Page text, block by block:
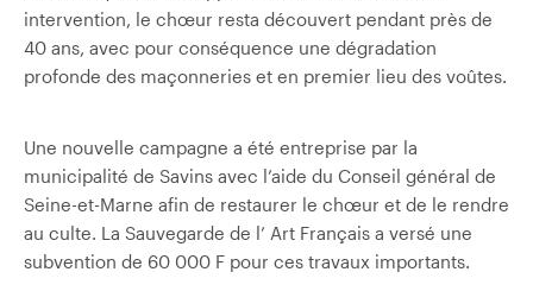
intervention, le chœur resta découvert pendant près de
40 ans, avec pour conséquence une dégradation
profonde des maçonneries et en premier lieu des voûtes.
Une nouvelle campagne a été entreprise par la
municipalité de Savins avec l’aide du Conseil général de
Seine-et-Marne afin de restaurer le chœur et de le rendre
au culte. La Sauvegarde de l’ Art Français a versé une
subvention de 60 000 F pour ces travaux importants.